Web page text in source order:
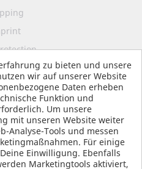
Conditions
MEDIA
zu bieten und unsere
wir auf unserer Website
Daten erheben
Funktion und
Um unsere
mit unseren Website weiter
Analyse-Tools und messen
Für einige
Einwilligung. Ebenfalls
Marketingtools aktiviert,